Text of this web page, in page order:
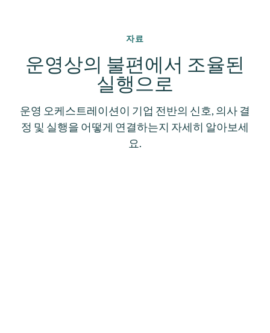
자료
운영상의 불편에서 조율된
실행으로
운영 오케스트레이션이 기업 전반의 신호, 의사 결
정 및 실행을 어떻게 연결하는지 자세히 알아보세
요.